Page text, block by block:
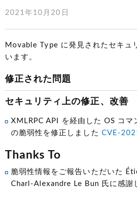
2021年10月20日
Movable Type に発見されたセキュ
います。
修正された問題
セキュリティ上の修正、改善
XMLRPC API を経由した OS コマ
の脆弱性を修正しました CVE-
Thanks To
脆弱性情報をご報告いただいた
Charl-Alexandre Le Bun 氏に感謝